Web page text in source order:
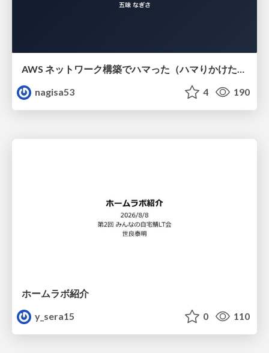
AWS ネットワーク構築でハマった（ハマりかけた） 5選とそこから得た教訓
nagisa53
4 190
ホームラボ紹介
y_sera15
0 110